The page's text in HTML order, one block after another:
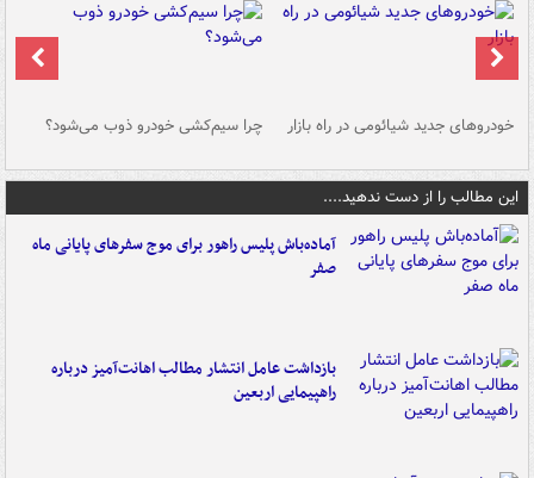
خودروهای جدید شیائومی در راه بازار چرا سیم‌کشی خودرو ذوب می‌شود؟
این مطالب را از دست ندهید....
آماده‌باش پلیس راهور برای موج سفرهای پایانی ماه
صفر
بازداشت عامل انتشار مطالب اهانت‌آمیز درباره
راهپیمایی اربعین